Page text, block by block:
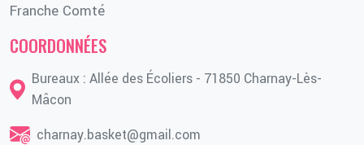
Franche Comté
COORDONNÉES
Bureaux : Allée des Écoliers - 71850 Charnay-Lès-
Mâcon
charnay.basket@gmail.com